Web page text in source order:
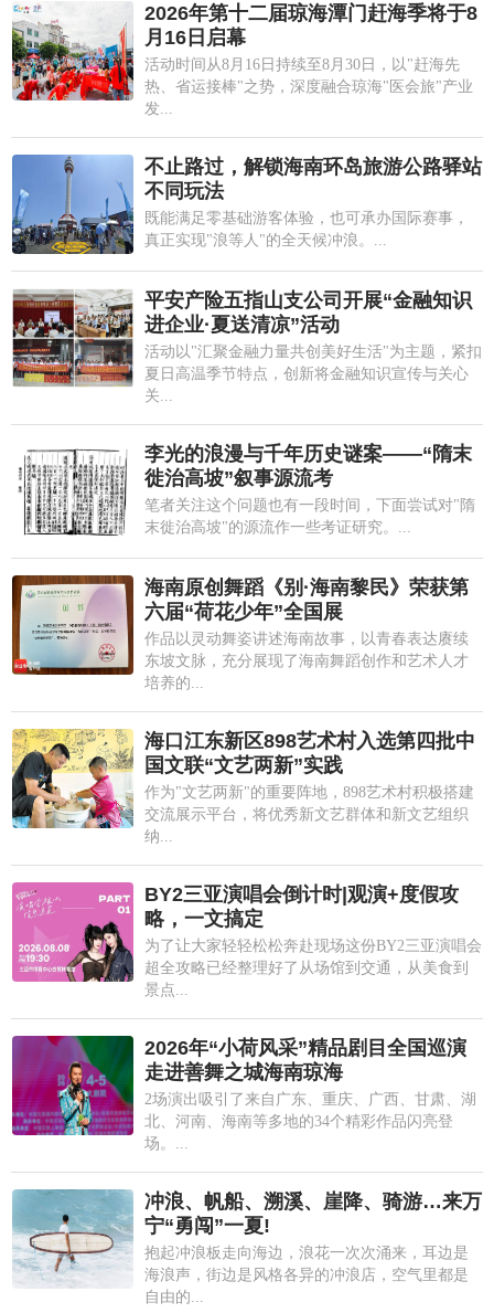
2026年第十二届琼海潭门赶海季将于8
月16日启幕
活动时间从8月16日持续至8月30日，以"赶海先
热、省运接棒"之势，深度融合琼海"医会旅"产业
发...
不止路过，解锁海南环岛旅游公路驿站
不同玩法
既能满足零基础游客体验，也可承办国际赛事，
真正实现"浪等人"的全天候冲浪。...
平安产险五指山支公司开展“金融知识
进企业·夏送清凉”活动
活动以"汇聚金融力量共创美好生活"为主题，紧扣
夏日高温季节特点，创新将金融知识宣传与关心
关...
李光的浪漫与千年历史谜案——“隋末
徙治高坡”叙事源流考
笔者关注这个问题也有一段时间，下面尝试对"隋
末徙治高坡"的源流作一些考证研究。...
海南原创舞蹈《别·海南黎民》荣获第
六届“荷花少年”全国展
作品以灵动舞姿讲述海南故事，以青春表达赓续
东坡文脉，充分展现了海南舞蹈创作和艺术人才
培养的...
海口江东新区898艺术村入选第四批中
国文联“文艺两新”实践
作为"文艺两新"的重要阵地，898艺术村积极搭建
交流展示平台，将优秀新文艺群体和新文艺组织
纳...
BY2三亚演唱会倒计时|观演+度假攻
略，一文搞定
为了让大家轻轻松松奔赴现场这份BY2三亚演唱会
超全攻略已经整理好了从场馆到交通，从美食到
景点...
2026年“小荷风采”精品剧目全国巡演
走进善舞之城海南琼海
2场演出吸引了来自广东、重庆、广西、甘肃、湖
北、河南、海南等多地的34个精彩作品闪亮登
场。...
冲浪、帆船、溯溪、崖降、骑游…来万
宁“勇闯”一夏!
抱起冲浪板走向海边，浪花一次次涌来，耳边是
海浪声，街边是风格各异的冲浪店，空气里都是
自由的...